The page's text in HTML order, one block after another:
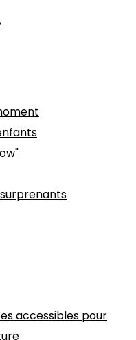
accessibles pour